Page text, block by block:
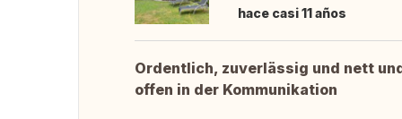
hace casi 11 años
Ordentlich, zuverlässig und nett
offen in der Kommunikation